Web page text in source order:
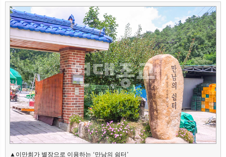
뉴 색
▲이만희가 별장으로 이용하는 ‘만남의 쉼터’